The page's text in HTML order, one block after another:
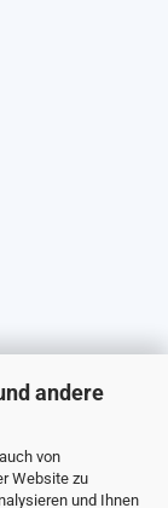
andere
von
Website zu
und Ihnen